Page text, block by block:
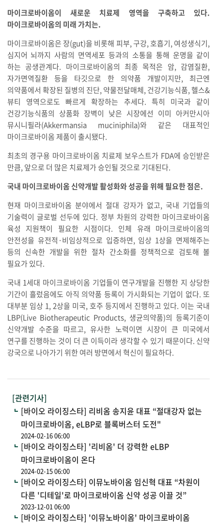
마이크로바이옴이 새로운 치료제 영역을 구축하고 있다.
마이크로바이옴의 미래 가치는.
마이크로바이옴은 장(gut)을 비롯해 피부, 구강, 호흡기, 여성생식기,
심지어 뇌까지 사람의 면역세포 등과의 소통을 통해 운명을 같이
하는 공생관계다. 마이크로바이옴의 최종 목적은 암, 감염질환,
자가면역질환 등을 타깃으로 한 의약품 개발이지만, 최근엔
의약품에서 확장된 질병의 진단, 약물전달매체, 건강기능식품, 헬스&
뷰티 영역으로도 빠르게 확장하는 추세다. 특히 미국과 같이
건강기능식품의 상품화 장벽이 낮은 시장에선 이미 아커만시아
뮤시니필라(Akkermansia muciniphila)와 같은 대표적인
마이크로바이옴 제품이 출시됐다.
최초의 경구용 마이크로바이옴 치료제 보우스트가 FDA에 승인받은
만큼, 앞으로 더 많은 치료제가 승인될 것으로 기대된다.
국내 마이크로바이옴 신약개발 활성화와 성공을 위해 필요한 점은.
현재 마이크로바이옴 분야에서 절대 강자가 없고, 국내 기업들의
기술력이 글로벌 선두에 있다. 정부 차원의 강력한 마이크로바이옴
육성 지원책이 필요한 시점이다. 인체 유래 마이크로바이옴의
안전성을 유전적·비임상적으로 입증하면, 임상 1상을 면제해주는
등의 신속한 개발을 위한 절차 간소화를 정책적으로 검토해 볼
필요가 있다.
국내 1세대 마이크로바이옴 기업들이 연구개발을 진행한 지 상당한
기간이 흘렀음에도 아직 의약품 등록이 가시화되는 기업이 없다. 또
대부분 임상 1, 2상을 미국, 호주 등지에서 진행하고 있다. 이는 국내
LBP(Live Biotherapeutic Products, 생균의약품)의 등록기준이
신약개발 수준을 따르고, 유사한 노력이면 시장이 큰 미국에서
연구를 진행하는 것이 더 큰 이득이라 생각할 수 있기 때문이다. 신약
강국으로 나아가기 위한 여러 방면에서 혁신이 필요하다.
[관련기사]
[바이오 라이징스타] 리비옴 송지윤 대표 “절대강자 없는
마이크로바이옴, eLBP로 블록버스터 도전"
2024-02-16 06:00
[바이오 라이징스타] '리비옴' 더 강력한 eLBP
마이크로바이옴이 온다
2024-02-15 06:00
[바이오 라이징스타] 이뮤노바이옴 임신혁 대표 “차원이
다른 '디테일'로 마이크로바이옴 신약 성공 이끌 것”
2023-12-01 06:00
[바이오 라이징스타] '이뮤노바이옴' 마이크로바이옴